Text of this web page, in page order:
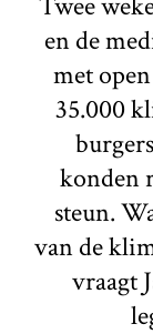
en de
met
35.000
konden
steun.
van de
vraagt